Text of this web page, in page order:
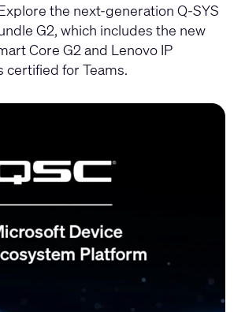
the next-generation Q-SYS
G2, which includes the new
Core G2 and Lenovo IP
certified for Teams.